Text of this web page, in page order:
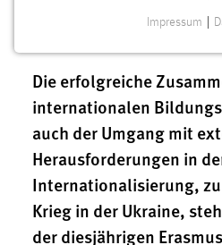
Die erfolgreiche
internationalen
auch der Umgang mit
Herausforderungen in
Internationalisierung,
Krieg in der Ukraine,
der diesjährigen
Funktionen und sind für die
Website erforderlich.
Einverständnis
Name:
cookie_consent
Zweck:
Impressum